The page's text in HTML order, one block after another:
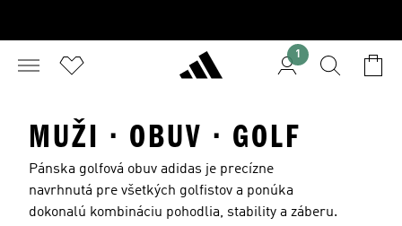
1
MUŽI · OBUV · GOLF
Pánska golfová obuv adidas je precízne
navrhnutá pre všetkých golfistov a ponúka
dokonalú kombináciu pohodlia, stability a záberu.